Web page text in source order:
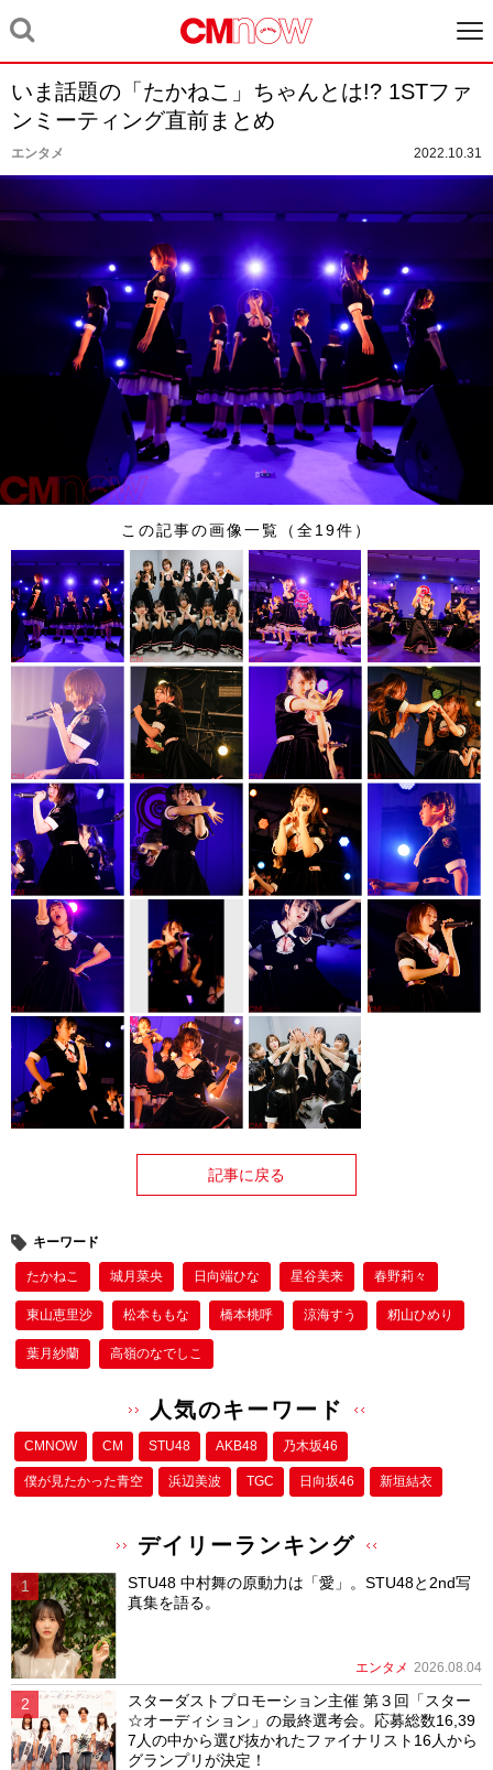
いま話題の「たかねこ」ちゃんとは!? 1STファ
ンミーティング直前まとめ
エンタメ 2022.10.31
この記事の画像一覧（全19件）
記事に戻る
キーワード
たかねこ 城月菜央 日向端ひな 星谷美来 春野莉々
東山恵里沙 松本ももな 橋本桃呼 涼海すう 籾山ひめり
葉月紗蘭 高嶺のなでしこ
人気のキーワード
CMNOW CM STU48 AKB48 乃木坂46
僕が⾒たかった⻘空 浜辺美波 TGC 日向坂46 新垣結衣
デイリーランキング
STU48 中村舞の原動力は「愛」。STU48と2nd写
真集を語る。
エンタメ 2026.08.04
スターダストプロモーション主催 第３回「スター
☆オーディション」の最終選考会。応募総数16,39
7人の中から選び抜かれたファイナリスト16人から
グランプリが決定！